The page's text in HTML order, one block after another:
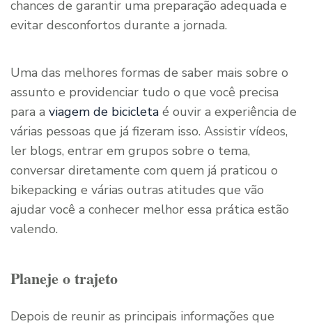
chances de garantir uma preparação adequada e
evitar desconfortos durante a jornada.
Uma das melhores formas de saber mais sobre o
assunto e providenciar tudo o que você precisa
para a viagem de bicicleta é ouvir a experiência de
várias pessoas que já fizeram isso. Assistir vídeos,
ler blogs, entrar em grupos sobre o tema,
conversar diretamente com quem já praticou o
bikepacking e várias outras atitudes que vão
ajudar você a conhecer melhor essa prática estão
valendo.
Planeje o trajeto
Depois de reunir as principais informações que